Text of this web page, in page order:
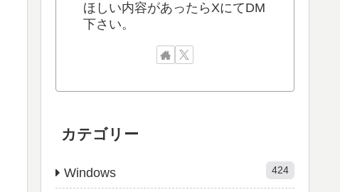
ほしい内容があったらXにてDM
下さい。
カテゴリー
Windows 424